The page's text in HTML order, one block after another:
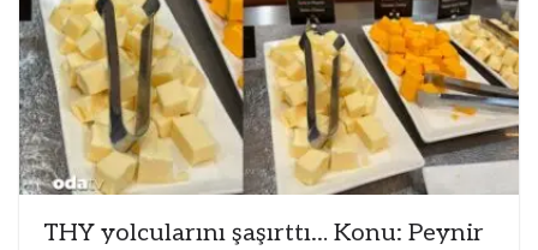
THY yolcularını şaşırttı… Konu: Peynir